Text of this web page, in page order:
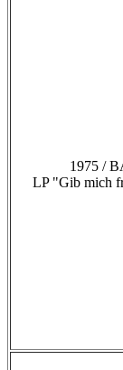
1975 /
LP "Gib mich